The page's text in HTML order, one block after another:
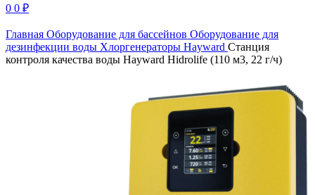
0 0 ₽
Главная Оборудование для бассейнов Оборудование для
дезинфекции воды Хлоргенераторы Hayward Станция
контроля качества воды Hayward Hidrolife (110 м3, 22 г/ч)